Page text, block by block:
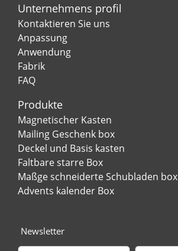
Unternehmens profil
Kontaktieren Sie uns
Anpassung
Anwendung
Fabrik
FAQ
Produkte
Magnetischer Kasten
Mailing Geschenk box
Deckel und Basis kasten
Faltbare starre Box
Maßge schneiderte Schubladen box
Advents kalender Box
Newsletter